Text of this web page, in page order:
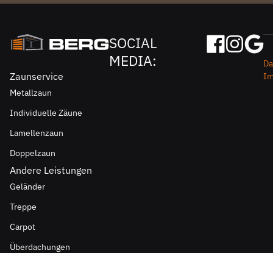
SOCIAL
MEDIA:
Zaunservice
Metallzaun
Individuelle Zäune
Lamellenzaun
Doppelzaun
Andere Leistungen
Geländer
Treppe
Carpot
Überdachungen